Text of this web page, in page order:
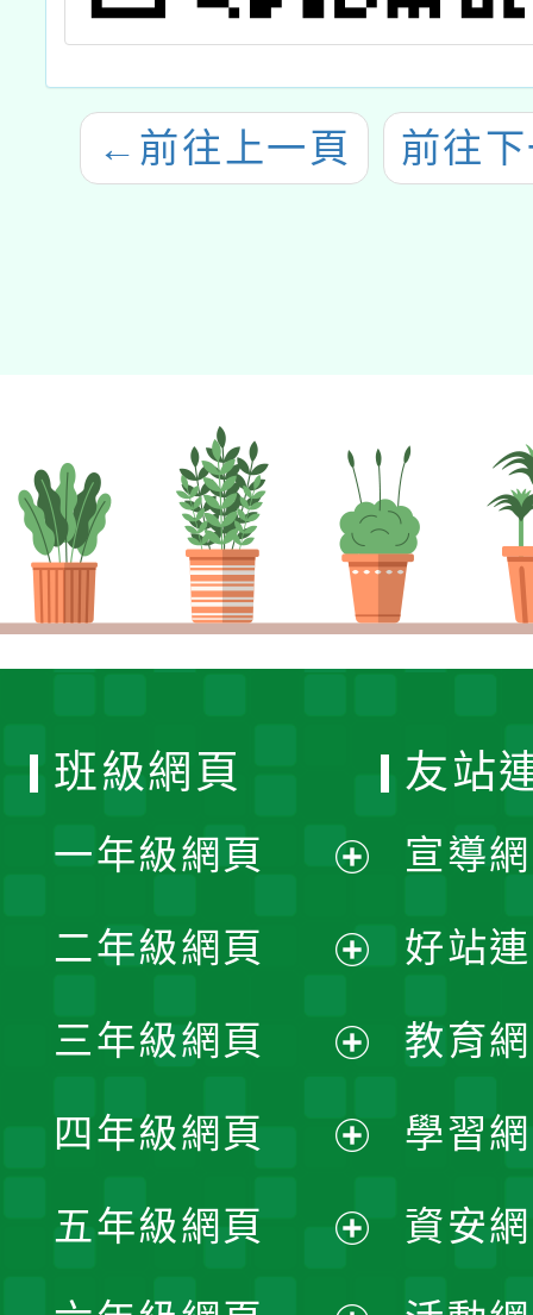
← 前往上一頁 前往
班級網頁
一年級網頁
開
選
單
二年級網頁
開
選
單
三年級網頁
開
選
單
四年級網頁
開
五年級網頁
友站
宣導
好站
教育
學習
資安